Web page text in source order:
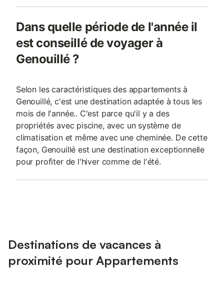
Dans quelle période de l'année il
est conseillé de voyager à
Genouillé ?
Selon les caractéristiques des appartements à
Genouillé, c'est une destination adaptée à tous les
mois de l'année.. C'est parce qu'il y a des
propriétés avec piscine, avec un système de
climatisation et même avec une cheminée. De cette
façon, Genouillé est une destination exceptionnelle
pour profiter de l'hiver comme de l'été.
Destinations de vacances à
proximité pour Appartements